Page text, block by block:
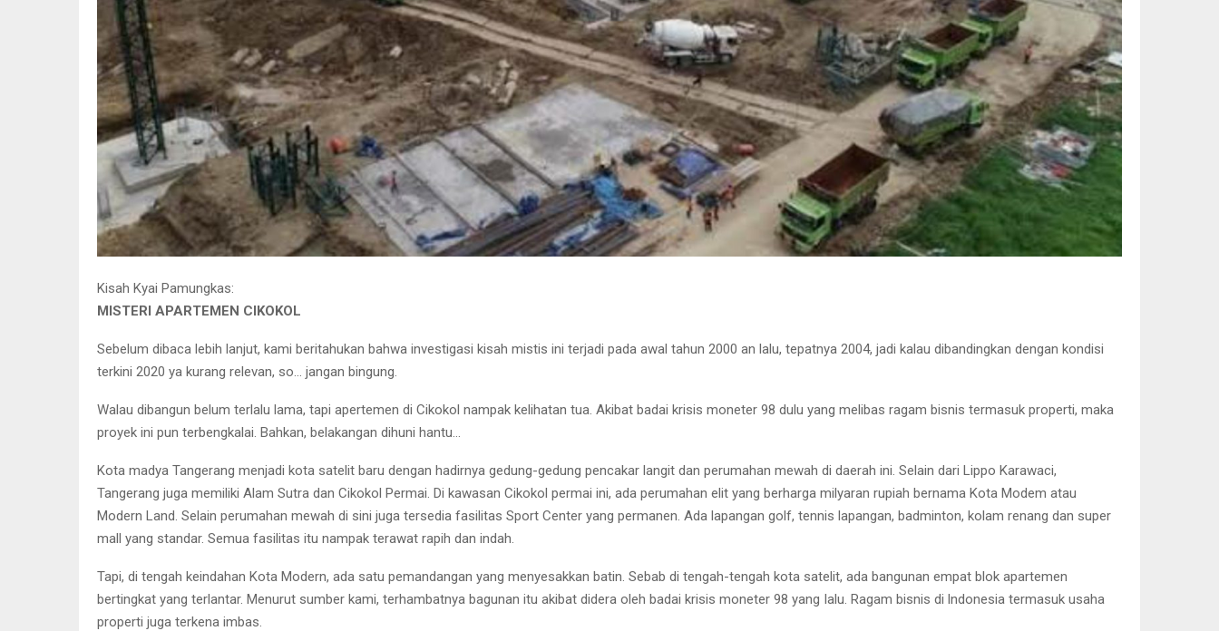
Kisah Kyai Pamungkas:
MISTERI APARTEMEN CIKOKOL
Sebelum dibaca lebih lanjut, kami beritahukan bahwa investigasi kisah mistis ini terjadi pada awal tahun 2000 an lalu, tepatnya 2004, jadi kalau dibandingkan dengan kondisi
terkini 2020 ya kurang relevan, so… jangan bingung.
Walau dibangun belum terlalu lama, tapi apertemen di Cikokol nampak kelihatan tua. Akibat badai krisis moneter 98 dulu yang melibas ragam bisnis termasuk properti, maka
proyek ini pun terbengkalai. Bahkan, belakangan dihuni hantu…
Kota madya Tangerang menjadi kota satelit baru dengan hadirnya gedung-gedung pencakar langit dan perumahan mewah di daerah ini. Selain dari Lippo Karawaci,
Tangerang juga memiliki Alam Sutra dan Cikokol Permai. Di kawasan Cikokol permai ini, ada perumahan elit yang berharga milyaran rupiah bernama Kota Modem atau
Modern Land. Selain perumahan mewah di sini juga tersedia fasilitas Sport Center yang permanen. Ada lapangan golf, tennis lapangan, badminton, kolam renang dan super
mall yang standar. Semua fasilitas itu nampak terawat rapih dan indah.
Tapi, di tengah keindahan Kota Modern, ada satu pemandangan yang menyesakkan batin. Sebab di tengah-tengah kota satelit, ada bangunan empat blok apartemen
bertingkat yang terlantar. Menurut sumber kami, terhambatnya bagunan itu akibat didera oleh badai krisis moneter 98 yang Ialu. Ragam bisnis di lndonesia termasuk usaha
properti juga terkena imbas.